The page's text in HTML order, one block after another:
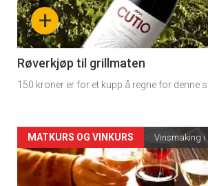
nå
-
4
+
Røverkjøp til grillmaten
150 kroner er for et kupp å regne for denne
Forsiden
akkurat
MATKURS OG VINKURS Vinsmaking i